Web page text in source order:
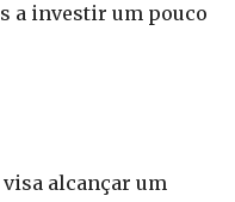
a investir um pouco
visa alcançar um